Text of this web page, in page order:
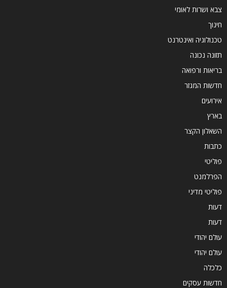
צבא ושרות לאומי
חינוך
טכנולוגיה ואינטרנט
תזונה נכונה
בריאות ורפואה
חדשות המגזר
אירועים
בארץ
השאלון הקצר
כתבות
פוליטי
הפרלמנט
פוליטי מדיני
דעות
דעות
עולם יהודי
עולם יהודי
כלכלה
חדשות עסקים